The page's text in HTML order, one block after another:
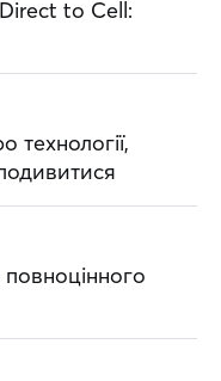
to Cell:
технології,